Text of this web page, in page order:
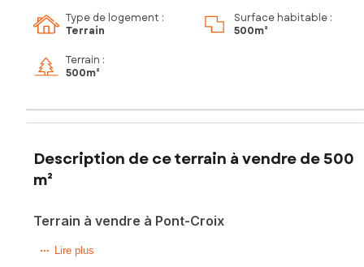
Type de logement :
Terrain
Surface habitable :
500m²
Terrain :
500m²
Description de ce terrain à vendre de 500
m²
Terrain à vendre à Pont-Croix
Terrain constructible d'environ 500m² borné et viabilisé
Lire plus